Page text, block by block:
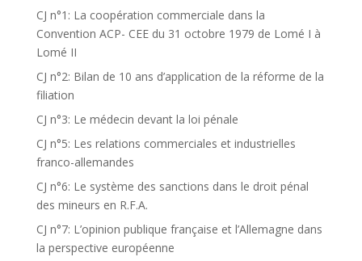
CJ n°1: La coopération commerciale dans la
Convention ACP- CEE du 31 octobre 1979 de Lomé I à
Lomé II
CJ n°2: Bilan de 10 ans d’application de la réforme de la
filiation
CJ n°3: Le médecin devant la loi pénale
CJ n°5: Les relations commerciales et industrielles
franco-allemandes
CJ n°6: Le système des sanctions dans le droit pénal
des mineurs en R.F.A.
CJ n°7: L’opinion publique française et l’Allemagne dans
la perspective européenne